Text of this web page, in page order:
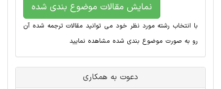
نمایش مقالات موضوع بندی شده
با انتخاب رشته مورد نظر خود می توانید مقالات ترجمه شده آن
رو به صورت موضوع بندی شده مشاهده نمایید
دعوت به همکاری